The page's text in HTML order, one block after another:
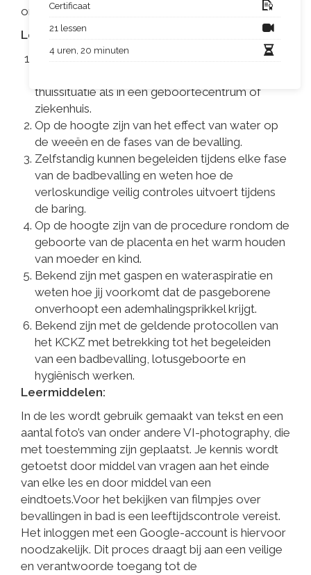
Certificaat
21 lessen
4 uren, 20 minuten
onderzoek en procedures.
Leerdoelen:
Kennis van de begeleiding van een badbevalling
thuissituatie als in een geboortecentrum of
ziekenhuis.
Op de hoogte zijn van het effect van water op
de weeën en de fases van de bevalling.
Zelfstandig kunnen begeleiden tijdens elke fase
van de badbevalling en weten hoe de
verloskundige veilig controles uitvoert tijdens
de baring.
Op de hoogte zijn van de procedure rondom de
geboorte van de placenta en het warm houden
van moeder en kind.
Bekend zijn met gaspen en wateraspiratie en
weten hoe jij voorkomt dat de pasgeborene
onverhoopt een ademhalingsprikkel krijgt.
Bekend zijn met de geldende protocollen van
het KCKZ met betrekking tot het begeleiden
van een badbevalling, lotusgeboorte en
hygiënisch werken.
Leermiddelen:
In de les wordt gebruik gemaakt van tekst en een
aantal foto’s van onder andere VI-photography, die
met toestemming zijn geplaatst. Je kennis wordt
getoetst door middel van vragen aan het einde
van elke les en door middel van een
eindtoets.Voor het bekijken van filmpjes over
bevallingen in bad is een leeftijdscontrole vereist.
Het inloggen met een Google-account is hiervoor
noodzakelijk. Dit proces draagt bij aan een veilige
en verantwoorde toegang tot de